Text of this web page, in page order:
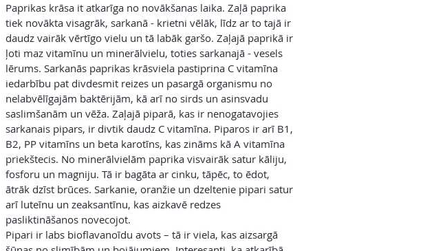
Paprikas krāsa it atkarīga no novākšanas laika. Zaļā paprika
tiek novākta visagrāk, sarkanā - krietni vēlāk, līdz ar to tajā ir
daudz vairāk vērtīgo vielu un tā labāk garšo. Zaļajā paprikā ir
ļoti maz vitamīnu un minerālvielu, toties sarkanajā - vesels
lērums. Sarkanās paprikas krāsviela pastiprina C vitamīna
iedarbību pat divdesmit reizes un pasargā organismu no
nelabvēlīgajām baktērijām, kā arī no sirds un asinsvadu
saslimšanām un vēža. Zaļajā piparā, kas ir nenogatavojies
sarkanais pipars, ir divtik daudz C vitamīna. Piparos ir arī B1,
B2, PP vitamīns un beta karotīns, kas zināms kā A vitamīna
priekštecis. No minerālvielām paprika visvairāk satur kāliju,
fosforu un magniju. Tā ir bagāta ar cinku, tāpēc, to ēdot,
ātrāk dzīst brūces. Sarkanie, oranžie un dzeltenie pipari satur
arī luteīnu un zeaksantīnu, kas aizkavē redzes
pasliktināšanos novecojot.
Pipari ir labs bioflavanoīdu avots – tā ir viela, kas aizsargā